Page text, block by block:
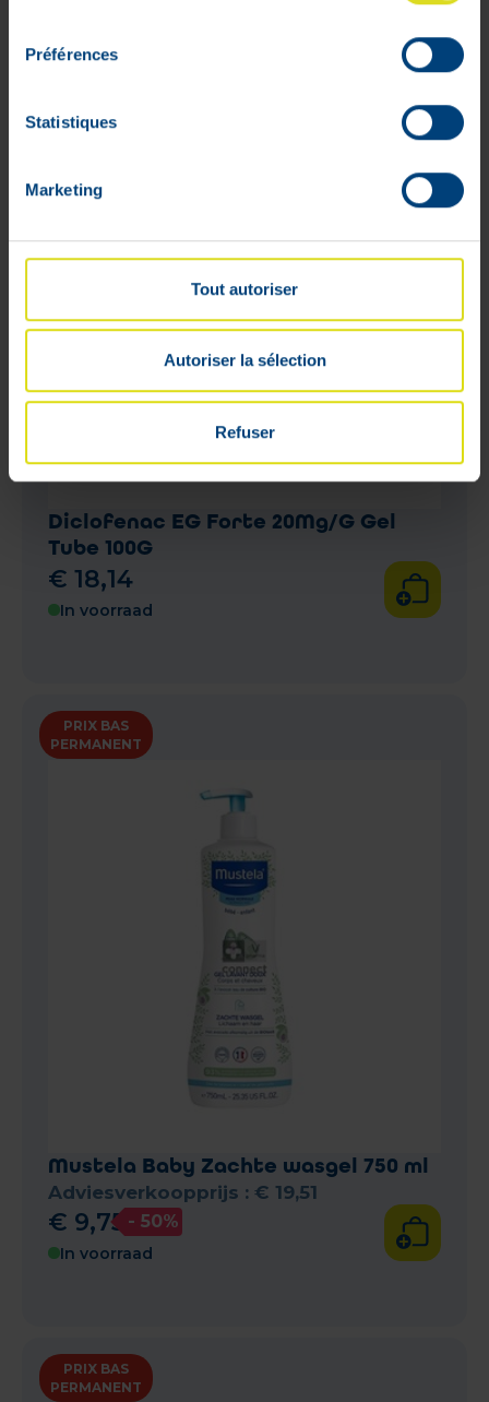
Préférences
Statistiques
Marketing
Tout autoriser
Autoriser la sélection
Refuser
Diclofenac EG Forte 20Mg/G Gel
Tube 100G
€ 18,14
In voorraad
PRIX BAS
PERMANENT
Mustela Baby Zachte wasgel 750 ml
Adviesverkoopprijs : € 19,51
€ 9,75 - 50%
In voorraad
PRIX BAS
PERMANENT